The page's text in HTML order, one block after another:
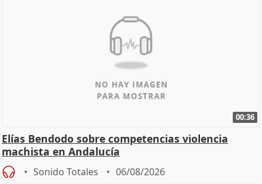
00:36
Elías Bendodo sobre competencias violencia
machista en Andalucía
Sonido Totales 06/08/2026